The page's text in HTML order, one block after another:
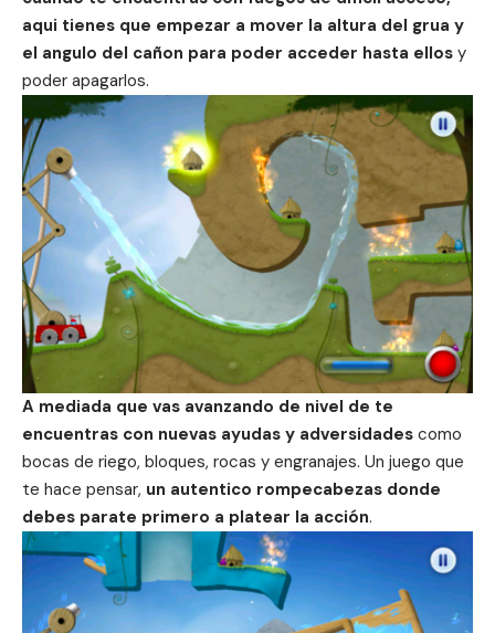
aqui tienes que empezar a mover la altura del grua y
el angulo del cañon para poder acceder hasta ellos y
poder apagarlos.
A mediada que vas avanzando de nivel de te
encuentras con nuevas ayudas y adversidades como
bocas de riego, bloques, rocas y engranajes. Un juego que
te hace pensar, un autentico rompecabezas donde
debes parate primero a platear la acción.